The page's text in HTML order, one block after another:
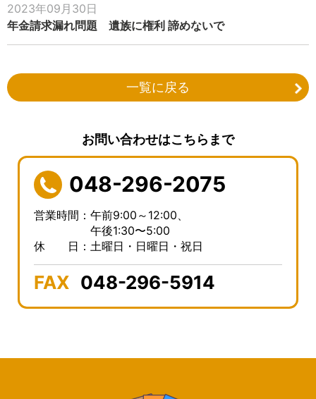
2023年09月30日
年金請求漏れ問題 遺族に権利 諦めないで
一覧に戻る
お問い合わせはこちらまで
048-296-2075
営業時間：午前9:00～12:00、
午後1:30〜5:00
休 日：土曜日・日曜日・祝日
FAX 048-296-5914